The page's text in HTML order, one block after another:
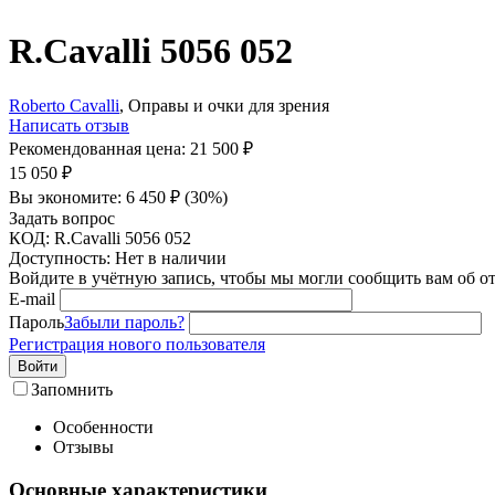
R.Cavalli 5056 052
Roberto Cavalli, Оправы и очки для зрения
Написать отзыв
Рекомендованная цена: 21 500 ₽
15 050 ₽
Вы экономите: 6 450 ₽ (30%)
Задать вопрос
КОД: R.Cavalli 5056 052
Доступность: Нет в наличии
Войдите в учётную запись, чтобы мы могли сообщить вам об
E-mail
ПарольЗабыли пароль?
Регистрация нового пользователя
Войти
Запомнить
Особенности
Отзывы
Основные характеристики